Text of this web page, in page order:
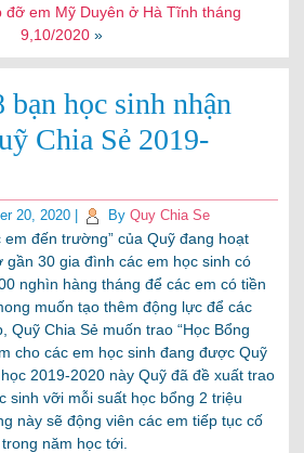
đỡ em Mỹ Duyên ở Hà Tĩnh tháng
9,10/2020 »
bạn học sinh nhận
Chia Sẻ 2019-
20, 2020 By Quy Chia Se
đến trường” của Quỹ đang hoạt
gần 30 gia đình các em học sinh có
nghìn hàng tháng để các em có tiền
muốn tạo thêm động lực để các
Quỹ Chia Sẻ muốn trao “Học Bổng
cho các em học sinh đang được Quỹ
2019-2020 này Quỹ đã đề xuất trao
sinh vỡi mỗi suất học bổng 2 triệu
này sẽ động viên các em tiếp tục cố
năm học tới.